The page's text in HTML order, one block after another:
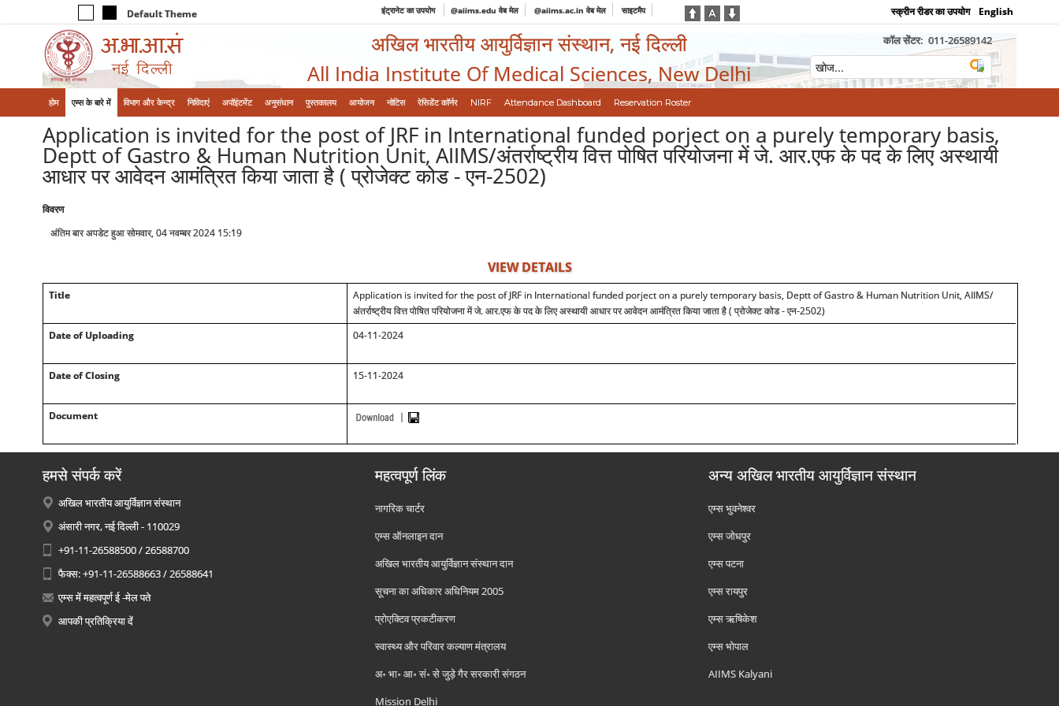
Default Theme इंट्रानेट का उपयोग @aiims.edu वेब मेल @aiims.ac.in वेब मेल साइटमैप स्क्रीन रीडर का उपयोग English
अखिल भारतीय आयुर्विज्ञान संस्थान, नई दिल्ली
All India Institute Of Medical Sciences, New Delhi
कॉल सेंटर: 011-26589142
होम एम्‍स के बारे में विभाग और केन्‍द्र निविदाएं अपॉइंटमेंट अनुसंधान पुस्तकालय आयोजन नोटिस रेसिडेंट कॉर्नर NIRF Attendance Dashboard Reservation Roster
Application is invited for the post of JRF in International funded porject on a purely temporary basis,
Deptt of Gastro & Human Nutrition Unit, AIIMS/अंतर्राष्ट्रीय वित्त पोषित परियोजना में जे. आर.एफ के पद के लिए अस्थायी
आधार पर आवेदन आमंत्रित किया जाता है ( प्रोजेक्ट कोड - एन-2502)
विवरण
अंतिम बार अपडेट हुआ सोमवार, 04 नवम्बर 2024 15:19
VIEW DETAILS
Title
Application is invited for the post of JRF in International funded porject on a purely temporary basis, Deptt of Gastro & Human Nutrition Unit, AIIMS/
अंतर्राष्ट्रीय वित्त पोषित परियोजना में जे. आर.एफ के पद के लिए अस्थायी आधार पर आवेदन आमंत्रित किया जाता है ( प्रोजेक्ट कोड - एन-2502)
Date of Uploading
04-11-2024
Date of Closing 15-11-2024
Document
हमसे संपर्क करें
अखिल भारतीय आयुर्विज्ञान संस्थान
अंसारी नगर, नई दिल्ली - 110029
+91-11-26588500 / 26588700
फैक्स: +91-11-26588663 / 26588641
एम्स में महत्वपूर्ण ई -मेल पते
आपकी प्रतिक्रिया दें
महत्वपूर्ण लिंक
नागरिक चार्टर
एम्स ऑनलाइन दान
अखिल भारतीय आयुर्विज्ञान संस्थान दान
सूचना का अधिकार अधिनियम 2005
प्रोएक्टिव प्रकटीकरण
स्वास्थ्य और परिवार कल्याण मंत्रालय
अ॰ भा॰ आ॰ सं॰ से जुड़े गैर सरकारी संगठन
Mission Delhi
अन्य अखिल भारतीय आयुर्विज्ञान संस्थान
एम्‍स भुवनेश्वर
एम्‍स जोधपुर
एम्‍स पटना
एम्‍स रायपुर
एम्‍स ऋषिकेश
एम्‍स भोपाल
AIIMS Kalyani